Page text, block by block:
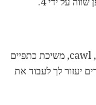
בין אם אתה reshaping בגד פשוט כמו צעיף, cawl, משיכת כתפיים
יעזור לך לעבוד את